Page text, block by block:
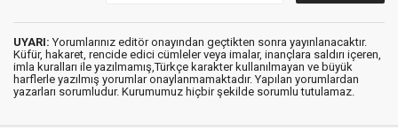
UYARI: Yorumlarınız editör onayından geçtikten sonra yayınlanacaktır.
Küfür, hakaret, rencide edici cümleler veya imalar, inançlara saldırı içeren,
imla kuralları ile yazılmamış,Türkçe karakter kullanılmayan ve büyük
harflerle yazılmış yorumlar onaylanmamaktadır. Yapılan yorumlardan
yazarları sorumludur. Kurumumuz hiçbir şekilde sorumlu tutulamaz.